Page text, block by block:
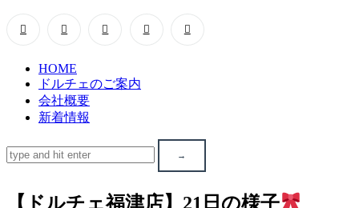
ロ
ン
ド
ル
チ
ェ
HOME
ドルチェのご案内
会社概要
新着情報
【ドルチェ福津店】21日の様子